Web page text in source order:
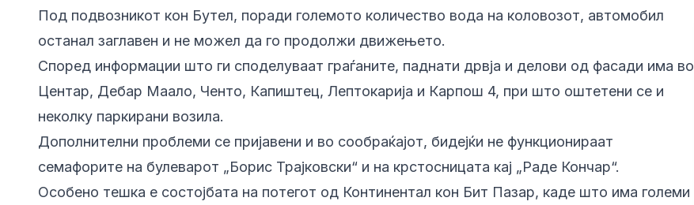
Под подвозникот кон Бутел, поради големото количество вода на коловозот, автомобил
останал заглавен и не можел да го продолжи движењето.
Според информации што ги споделуваат граѓаните, паднати дрвја и делови од фасади има во
Центар, Дебар Маало, Ченто, Капиштец, Лептокарија и Карпош 4, при што оштетени се и
неколку паркирани возила.
Дополнителни проблеми се пријавени и во сообраќајот, бидејќи не функционираат
семафорите на булеварот „Борис Трајковски“ и на крстосницата кај „Раде Кончар“.
Особено тешка е состојбата на потегот од Континентал кон Бит Пазар, каде што има големи